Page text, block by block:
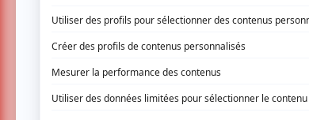
Les projets de Jan Martens
narration et le conceptualisme »,
l’Usine C le 20 février, il